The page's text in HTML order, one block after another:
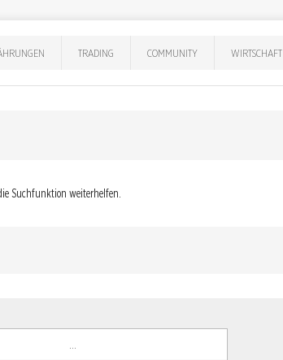
TRADING COMMUNITY WIRTSCHAFT
Suchfunktion weiterhelfen.